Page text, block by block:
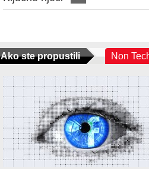
Ako ste propustili Non